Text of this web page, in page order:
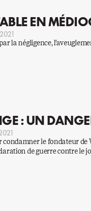
EN
la négligence,
: UN
le fondateur
de guerre contre le